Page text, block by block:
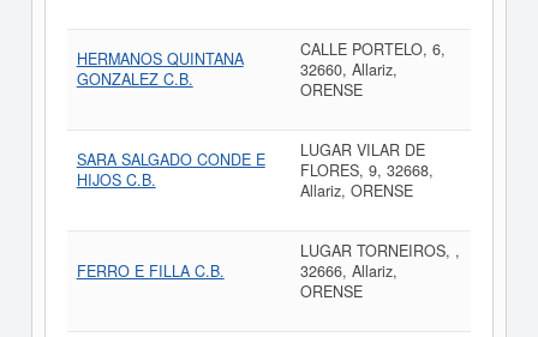
HERMANOS QUINTANA
GONZALEZ C.B.
CALLE PORTELO, 6,
32660, Allariz,
ORENSE
SARA SALGADO CONDE E
HIJOS C.B.
LUGAR VILAR DE
FLORES, 9, 32668,
Allariz, ORENSE
FERRO E FILLA C.B.
LUGAR TORNEIROS, ,
32666, Allariz,
ORENSE